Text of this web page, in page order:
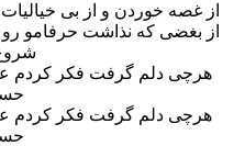
از غصه خوردن و از بی
از بغضی که نذاشت حرفامو
هرچی دلم گرفت فکر کردم
هرچی دلم گرفت فکر کردم